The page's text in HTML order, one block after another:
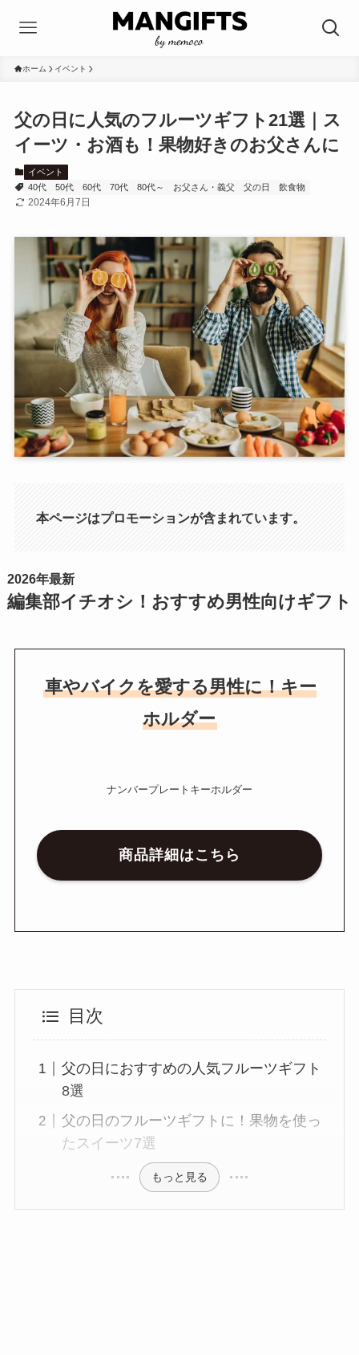
ホーム イベント
父の日に人気のフルーツギフト21選｜ス
イーツ・お酒も！果物好きのお父さんに
イベント
40代
50代 60代 70代 80代～ お父さん・義父 父の日 飲食物
2024年6月7日
本ページはプロモーションが含まれています。
2026年最新
編集部イチオシ！おすすめ男性向けギフト
車やバイクを愛する男性に！キー
ホルダー
ナンバープレートキーホルダー
商品詳細はこちら
目次
父の日におすすめの人気フルーツギフト
8選
父の日のフルーツギフトに！果物を使っ
たスイーツ7選
もっと見る